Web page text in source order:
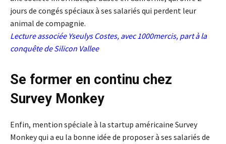
jours de congés spéciaux à ses salariés qui perdent leur
animal de compagnie.
Lecture associée Yseulys Costes, avec 1000mercis, part à la
conquête de Silicon Vallee
Se former en continu chez
Survey Monkey
Enfin, mention spéciale à la startup américaine Survey
Monkey qui a eu la bonne idée de proposer à ses salariés de